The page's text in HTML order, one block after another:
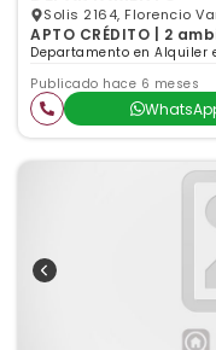
Solis 2164, Florencio
APTO CRÉDITO | 2
Departamento en Alquiler
Publicado hace 6 meses